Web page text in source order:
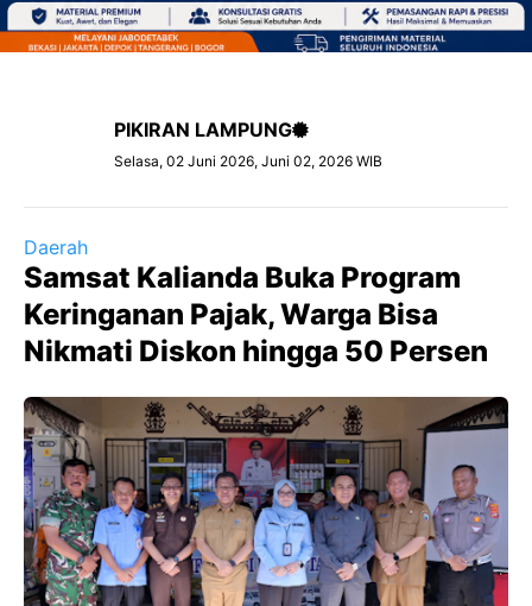
PIKIRAN LAMPUNG
Selasa, 02 Juni 2026, Juni 02, 2026 WIB
Daerah
Samsat Kalianda Buka Program
Keringanan Pajak, Warga Bisa
Nikmati Diskon hingga 50 Persen